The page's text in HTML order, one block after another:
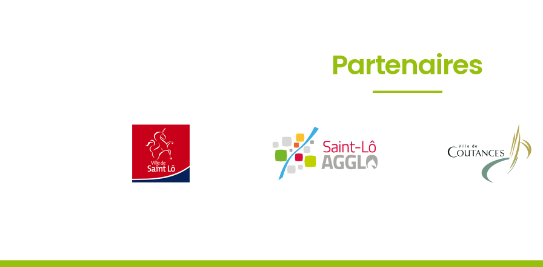
Partenaires